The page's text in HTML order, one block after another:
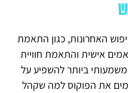
האחרונות, כגון התאמת
אישית והתאמת חוויית
ביותר להשפיע על
את הפוקוס למה שקהל